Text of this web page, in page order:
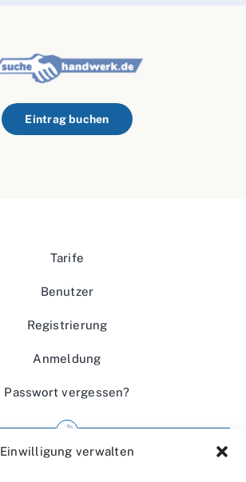
Einwilligung verwalten
Eintrag buchen
Tarife
Benutzer
Registrierung
Anmeldung
Passwort vergessen?